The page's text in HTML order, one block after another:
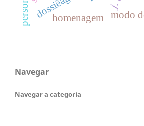
homenagem modo
Navegar
Navegar a categoria